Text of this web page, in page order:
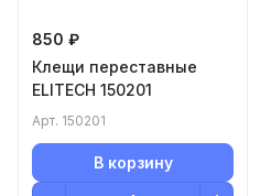
850 ₽
Клещи переставные
ELITECH 150201
Арт. 150201
В корзину